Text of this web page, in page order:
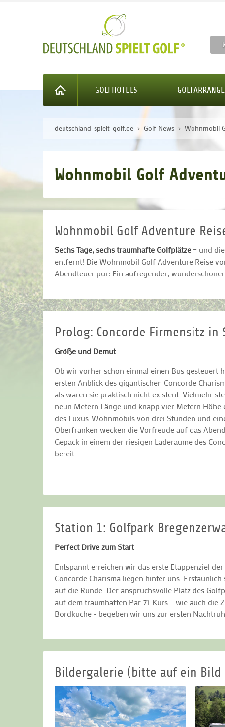
GOLFHOTELS
deutschland-spielt-golf.de Golf News Wohnmobil
Wohnmobil Golf
Wohnmobil Golf Adventure
Sechs Tage, sechs traumhafte Golfplätze – und
entfernt! Die Wohnmobil Golf Adventure Reise
Abendteuer pur: Ein aufregender,
Prolog: Concorde Firmensitz in
Größe und Demut
Ob wir vorher schon einmal einen Bus gesteuert
ersten Anblick des gigantischen Concorde
als wären sie praktisch nicht existent. Vielmehr
neun Metern Länge und knapp vier Metern
des Luxus-Wohnmobils von drei Stunden und
Oberfranken wecken die Vorfreude auf das
Gepäck in einem der riesigen Laderäume des
bereit…
Station 1: Golfpark
Perfect Drive zum Start
Entspannt erreichen wir das erste Etappenziel
Concorde Charisma liegen hinter uns.
auf die Runde. Der anspruchsvolle Platz des
auf dem traumhaften Par-71-Kurs – wie auch die
Bordküche - begeben wir uns zur ersten
Bildergalerie (bitte auf ein Bild